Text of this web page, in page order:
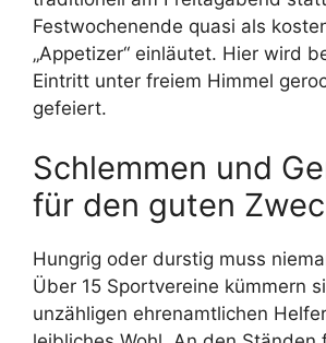
Festwochenende quasi als
„Appetizer“ einläutet. Hier wird
Eintritt unter freiem Himmel
gefeiert.
Schlemmen und
für den guten
Hungrig oder durstig muss
Über 15 Sportvereine kümmern
unzähligen ehrenamtlichen